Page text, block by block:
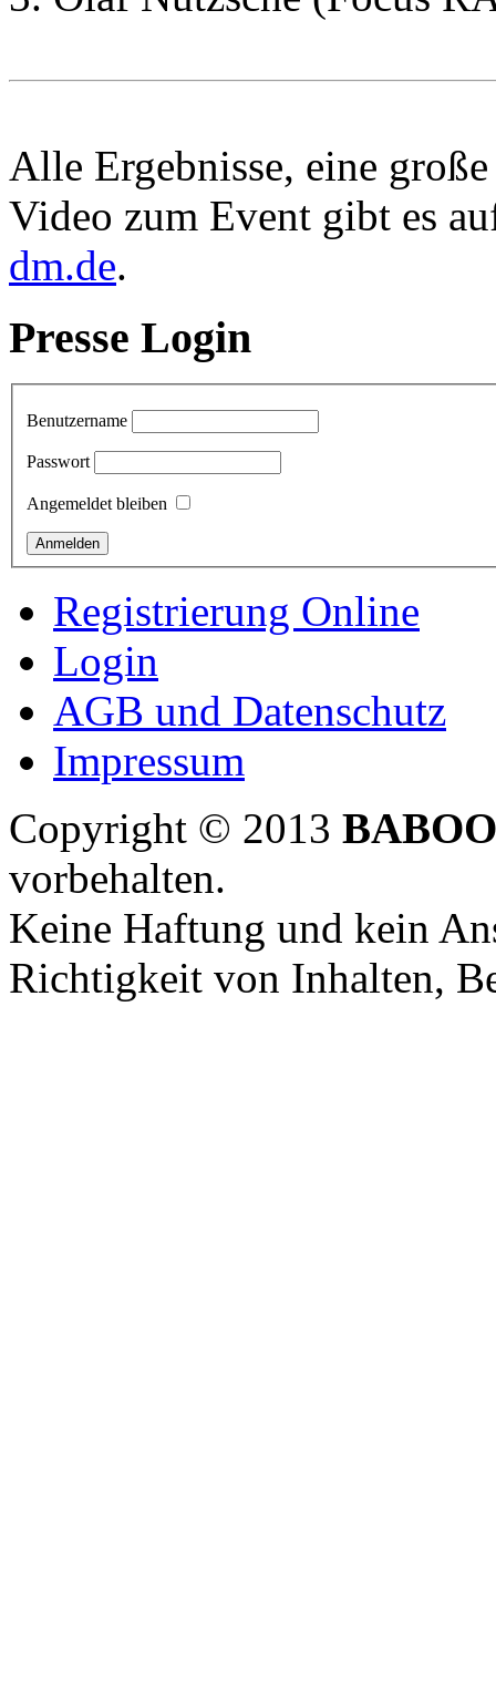
Alle Ergebnisse, eine
Video zum Event gibt es
dm.de.
Presse Login
Benutzername
Passwort
Angemeldet bleiben
Registrierung Online
Login
AGB und Datenschutz
Impressum
Copyright © 2013
vorbehalten.
Keine Haftung und kein
Richtigkeit von Inhalten,